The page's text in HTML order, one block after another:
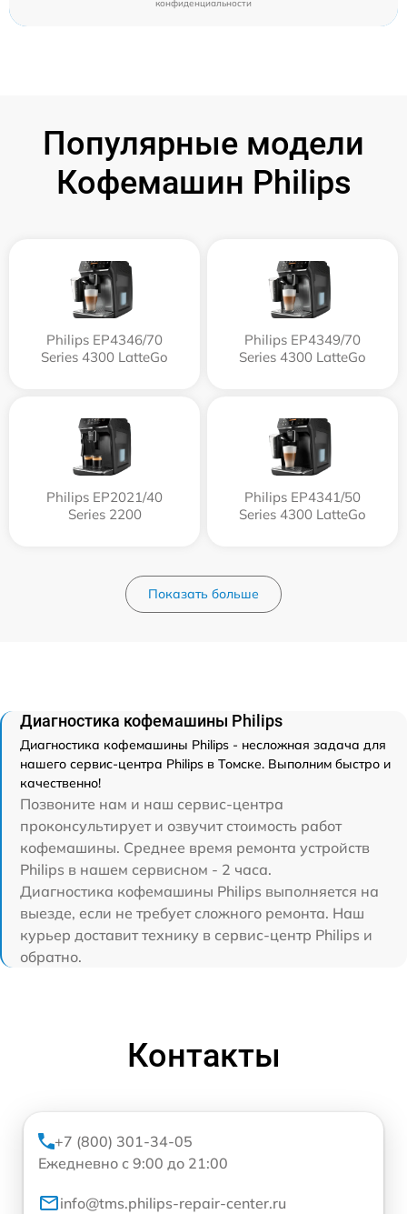
конфиденциальности
Популярные модели
Кофемашин Philips
Philips EP4346/70
Series 4300 LatteGo
Philips EP4349/70
Series 4300 LatteGo
Philips EP2021/40
Series 2200
Philips EP4341/50
Series 4300 LatteGo
Показать больше
Диагностика кофемашины Philips
Диагностика кофемашины Philips - несложная задача для
нашего сервис-центра Philips в Томске. Выполним быстро и
качественно!
Позвоните нам и наш сервис-центра
проконсультирует и озвучит стоимость работ
кофемашины. Среднее время ремонта устройств
Philips в нашем сервисном - 2 часа.
Диагностика кофемашины Philips выполняется на
выезде, если не требует сложного ремонта. Наш
курьер доставит технику в сервис-центр Philips и
обратно.
Контакты
+7 (800) 301-34-05
Ежедневно с 9:00 до 21:00
info@tms.philips-repair-center.ru